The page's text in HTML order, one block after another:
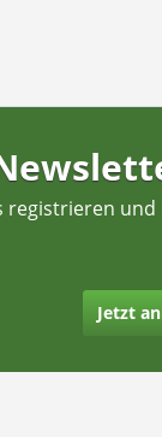
registrieren
Jetzt